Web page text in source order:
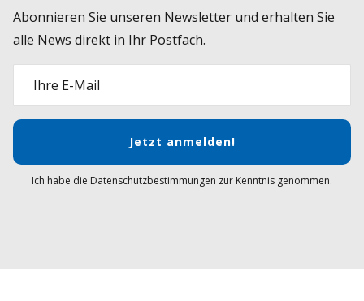
Abonnieren Sie unseren Newsletter und erhalten Sie
alle News direkt in Ihr Postfach.
Ihre E-Mail
Jetzt anmelden!
Ich habe die Datenschutzbestimmungen zur Kenntnis genommen.